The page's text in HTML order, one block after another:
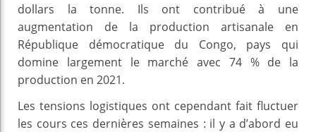
dollars la tonne. Ils ont contribué à une
augmentation de la production artisanale en
République démocratique du Congo, pays qui
domine largement le marché avec 74 % de la
production en 2021.
Les tensions logistiques ont cependant fait fluctuer
les cours ces dernières semaines : il y a d’abord eu